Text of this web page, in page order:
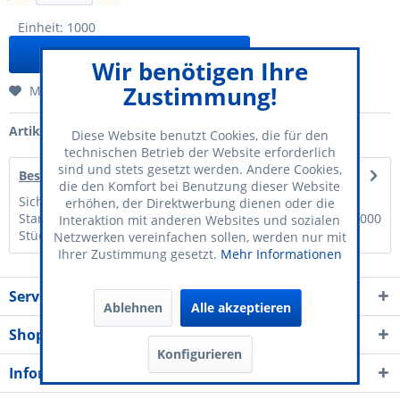
Einheit: 1000
In denWarenkorb
Merken
Artikel-Nr.: 60-900-10
Beschreibung
Sicherheitsnadeln für die bequeme
Startnummernbefestigung am Trikot. Duplex 28mm, zu 1000
Stück...mehr
Service Kontakt
Shop Service
Informationen
Wir benötigen Ihre
Zustimmung!
Diese Website benutzt Cookies, die für den
technischen Betrieb der Website erforderlich
sind und stets gesetzt werden. Andere Cookies,
die den Komfort bei Benutzung dieser Website
erhöhen, der Direktwerbung dienen oder die
Interaktion mit anderen Websites und sozialen
Netzwerken vereinfachen sollen, werden nur mit
Ihrer Zustimmung gesetzt. Mehr Informationen
Ablehnen Alle akzeptieren
Konfigurieren